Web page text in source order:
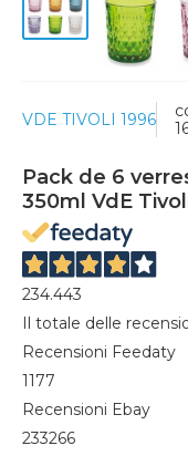
VDE TIVOLI 1996
Pack de 6
350ml VdE
234.443
Il totale delle
Recensioni Feedaty
1177
Recensioni Ebay
233266